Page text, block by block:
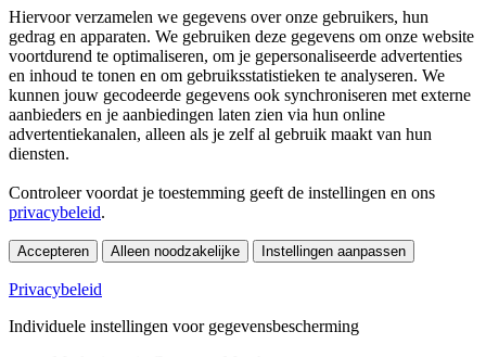
Hiervoor verzamelen we gegevens over onze gebruikers, hun
gedrag en apparaten. We gebruiken deze gegevens om onze website
voortdurend te optimaliseren, om je gepersonaliseerde advertenties
en inhoud te tonen en om gebruiksstatistieken te analyseren. We
kunnen jouw gecodeerde gegevens ook synchroniseren met externe
aanbieders en je aanbiedingen laten zien via hun online
advertentiekanalen, alleen als je zelf al gebruik maakt van hun
diensten.
Controleer voordat je toestemming geeft de instellingen en ons
privacybeleid.
Accepteren Alleen noodzakelijke Instellingen aanpassen
Privacybeleid
Individuele instellingen voor gegevensbescherming